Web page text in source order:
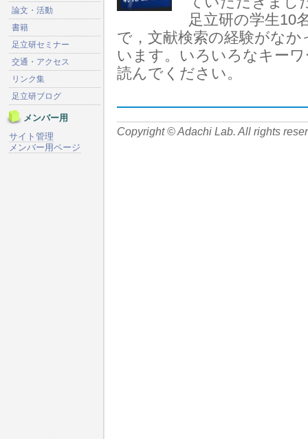
足立研の学生10
で，文献検索の経験がな
います。いろいろなキー
読んでください。
Copyright © Adachi Lab. All rights
論文・活動
書籍
足立研セミナー
交通・アクセス
リンク集
足立研ブログ
メンバー用
サイト管理
メンバー用ページ